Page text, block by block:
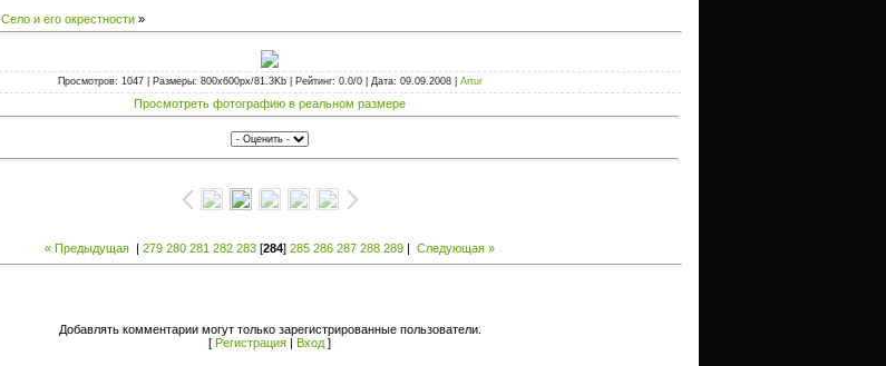
Село и его окрестности»
Просмотров: 1047 | Размеры: 800x600px/81.3Kb | Рейтинг: 0.0/0 | Дата: 09.09.2008 | Artur
Просмотреть фотографию в реальном размере
« Предыдущая | 279 280 281 282 283 [284] 285 286 287 288 289 | Следующая »
Добавлять комментарии могут только зарегистрированные пользователи.
[ Регистрация Вход ]